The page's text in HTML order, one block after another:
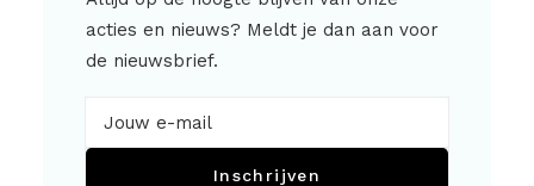
acties en nieuws? Meldt je dan aan voor
de nieuwsbrief.
Inschrijven